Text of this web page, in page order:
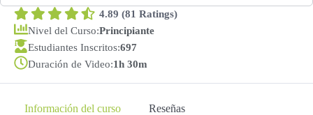
4.89 (81 Ratings)
Nivel del Curso:Principiante
Estudiantes Inscritos:697
Duración de Video:1h 30m
Información del curso Reseñas